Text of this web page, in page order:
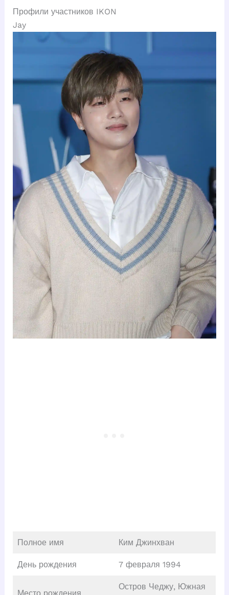
Профили участников IKON
Jay
Полное имя Ким Джинхван
День рождения 7 февраля 1994
Остров Чеджу, Южная